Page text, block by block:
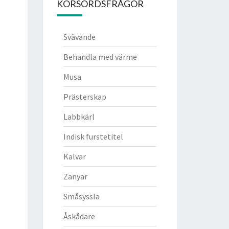
KORSORDSFRÅGOR
Svävande
Behandla med värme
Musa
Prästerskap
Labbkärl
Indisk furstetitel
Kalvar
Zanyar
Småsyssla
Åskådare